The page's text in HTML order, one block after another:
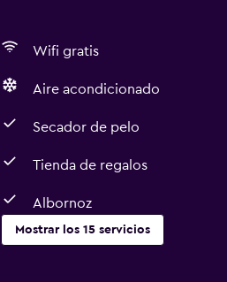
Wifi gratis
Aire acondicionado
Secador de pelo
Tienda de regalos
Albornoz
Mostrar los 15 servicios